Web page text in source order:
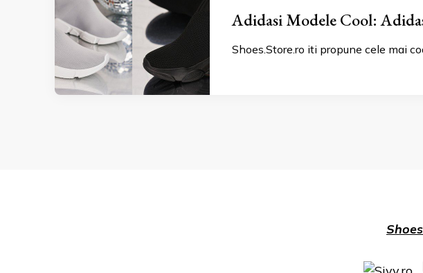
Adidasi Modele Cool:
Shoes.Store.ro iti propune cele mai